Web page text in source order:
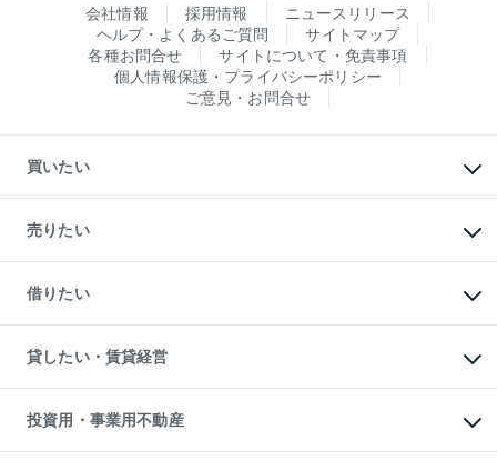
会社情報 採用情報
ニュースリリース
ヘルプ・よくあるご質問
サイトマップ
各種お問合せ
サイトについて・免責事項
個人情報保護・プライバシーポリシー
ご意見・お問合せ
買いたい
新築・分譲マンションの購入
中古マンションの購入
一戸建ての購入
中古一戸建ての購入
不動産購入の流れ
注目キーワード物件特集
購入ガイド
English 繁体中文簡体中文
売りたい
一戸建ての売却・査定
土地の売却・査定
スピードAI査定
不動産査定について
不動産売却の流れ
不動産買換えの流れ
売却ガイド
借りたい
オフィス・店舗の賃貸
借りるときの流れ
借りるガイド
貸したい・賃貸経営
マンション賃料データ
賃貸管理プラン
リロケーションについて
投資用・事業用不動産